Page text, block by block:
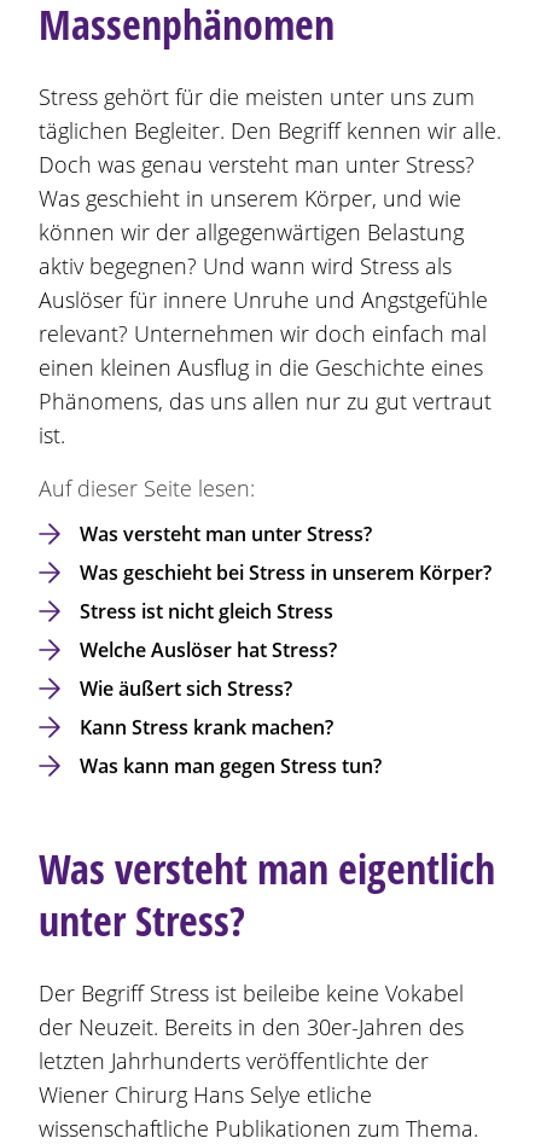
Massenphänomen
Stress gehört für die meisten unter uns zum
täglichen Begleiter. Den Begriff kennen wir alle.
Doch was genau versteht man unter Stress?
Was geschieht in unserem Körper, und wie
können wir der allgegenwärtigen Belastung
aktiv begegnen? Und wann wird Stress als
Auslöser für innere Unruhe und Angstgefühle
relevant? Unternehmen wir doch einfach mal
einen kleinen Ausflug in die Geschichte eines
Phänomens, das uns allen nur zu gut vertraut
ist.
Auf dieser Seite lesen:
Was versteht man unter Stress?
Was geschieht bei Stress in unserem Körper?
Stress ist nicht gleich Stress
Welche Auslöser hat Stress?
Wie äußert sich Stress?
Kann Stress krank machen?
Was kann man gegen Stress tun?
Was versteht man eigentlich
unter Stress?
Der Begriff Stress ist beileibe keine Vokabel
der Neuzeit. Bereits in den 30er-Jahren des
letzten Jahrhunderts veröffentlichte der
Wiener Chirurg Hans Selye etliche
wissenschaftliche Publikationen zum Thema.